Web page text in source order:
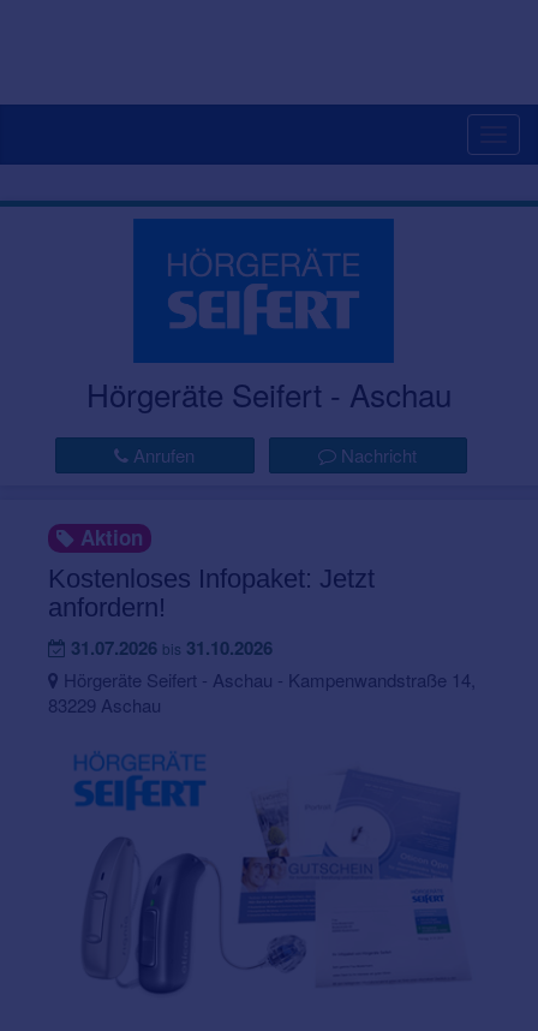
Hörgeräte Seifert - Aschau
Anrufen Nachricht
Aktion
Kostenloses Infopaket: Jetzt
anfordern!
31.07.2026 bis 31.10.2026
Hörgeräte Seifert - Aschau - Kampenwandstraße 14,
83229 Aschau